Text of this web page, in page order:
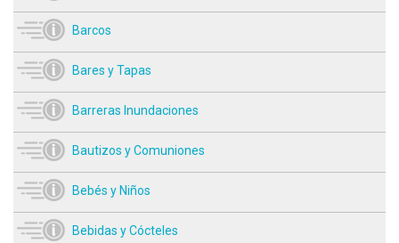
Barcos
Bares y Tapas
Barreras Inundaciones
Bautizos y Comuniones
Bebés y Niños
Bebidas y Cócteles